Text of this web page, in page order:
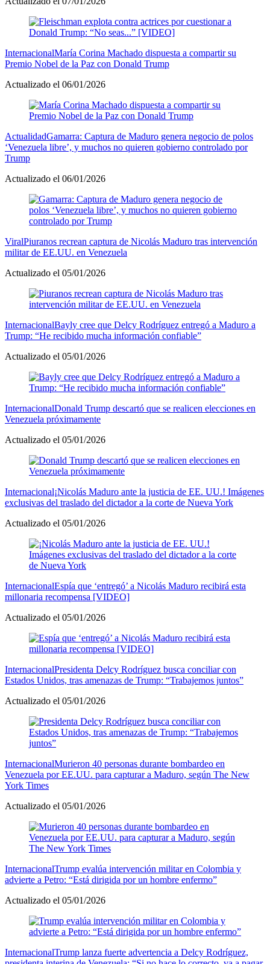
InternacionalMaría Corina Machado dispuesta a compartir su
Premio Nobel de la Paz con Donald Trump
Actualizado el 06/01/2026
ActualidadGamarra: Captura de Maduro genera negocio de polos
‘Venezuela libre’, y muchos no quieren gobierno controlado por
Trump
Actualizado el 06/01/2026
ViralPiuranos recrean captura de Nicolás Maduro tras intervención
militar de EE.UU. en Venezuela
Actualizado el 05/01/2026
InternacionalBayly cree que Delcy Rodríguez entregó a Maduro a
Trump: “He recibido mucha información confiable”
Actualizado el 05/01/2026
InternacionalDonald Trump descartó que se realicen elecciones en
Venezuela próximamente
Actualizado el 05/01/2026
Internacional¡Nicolás Maduro ante la justicia de EE. UU.! Imágenes
exclusivas del traslado del dictador a la corte de Nueva York
Actualizado el 05/01/2026
InternacionalEspía que ‘entregó’ a Nicolás Maduro recibirá esta
millonaria recompensa [VIDEO]
Actualizado el 05/01/2026
InternacionalPresidenta Delcy Rodríguez busca conciliar con
Estados Unidos, tras amenazas de Trump: “Trabajemos juntos”
Actualizado el 05/01/2026
InternacionalMurieron 40 personas durante bombardeo en
Venezuela por EE.UU. para capturar a Maduro, según The New
York Times
Actualizado el 05/01/2026
InternacionalTrump evalúa intervención militar en Colombia y
advierte a Petro: “Está dirigida por un hombre enfermo”
Actualizado el 05/01/2026
InternacionalTrump lanza fuerte advertencia a Delcy Rodríguez,